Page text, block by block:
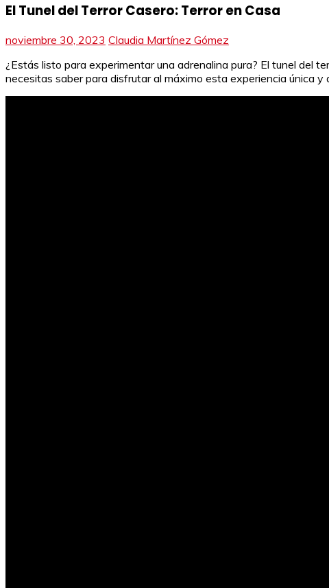
El Tunel del Terror Casero: Terror en Casa
noviembre 30, 2023 Claudia Martínez Gómez
¿Estás listo para experimentar una adrenalina pura? El tunel del
necesitas saber para disfrutar al máximo esta experiencia única